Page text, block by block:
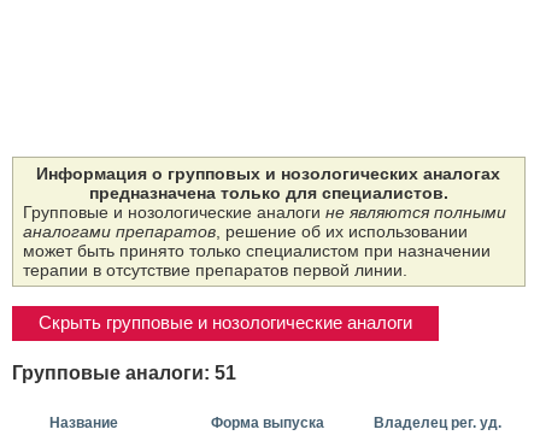
Информация о групповых и нозологических аналогах
предназначена только для специалистов.
Групповые и нозологические аналоги не являются полными
аналогами препаратов, решение об их использовании
может быть принято только специалистом при назначении
терапии в отсутствие препаратов первой линии.
Скрыть групповые и нозологические аналоги
Групповые аналоги: 51
Название Форма выпуска Владелец рег. уд.